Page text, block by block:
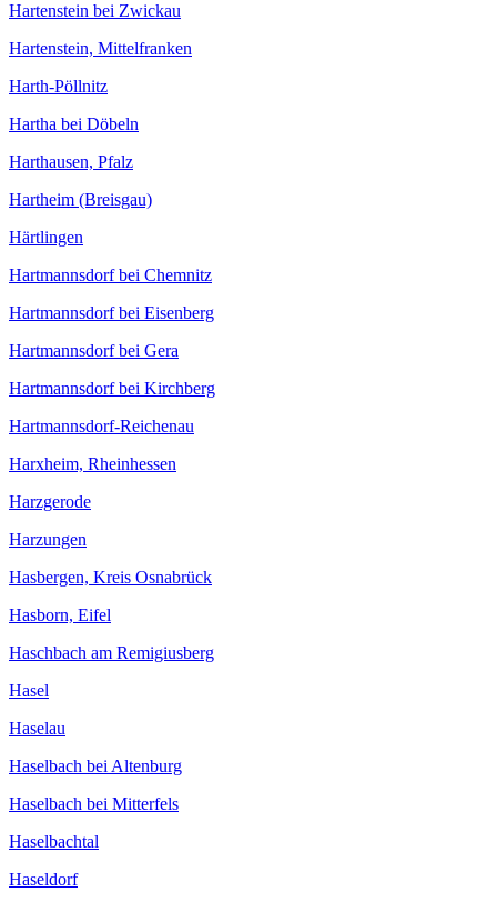
Hartenstein bei Zwickau
Hartenstein, Mittelfranken
Harth-Pöllnitz
Hartha bei Döbeln
Harthausen, Pfalz
Hartheim (Breisgau)
Härtlingen
Hartmannsdorf bei Chemnitz
Hartmannsdorf bei Eisenberg
Hartmannsdorf bei Gera
Hartmannsdorf bei Kirchberg
Hartmannsdorf-Reichenau
Harxheim, Rheinhessen
Harzgerode
Harzungen
Hasbergen, Kreis Osnabrück
Hasborn, Eifel
Haschbach am Remigiusberg
Hasel
Haselau
Haselbach bei Altenburg
Haselbach bei Mitterfels
Haselbachtal
Haseldorf